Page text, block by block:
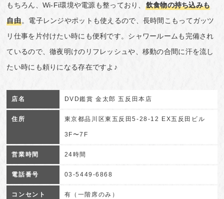
もちろん、Wi-Fi環境や電源も整っており、 飲食物の持ち込みも
自由。電子レンジやポットも使えるので、長時間こもってガッツ
リ仕事を片付けたい時にも便利です。シャワールームも完備され
ているので、徹夜明けのリフレッシュや、移動の合間に汗を流し
たい時にも頼りになる存在ですよ♪
店名 DVD鑑賞 金太郎 五反田本店
住所 東京都品川区東五反田5-28-12 EX五反田ビル
3F〜7F
営業時間 24時間
電話番号 03-5449-6868
コンセント 有（一階席のみ）